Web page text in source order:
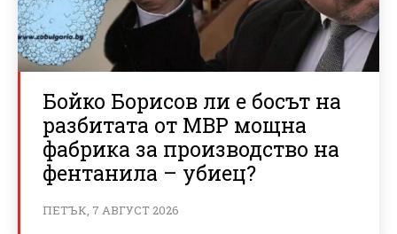
Бойко Борисов ли е босът на
разбитата от МВР мощна
фабрика за производство на
фентанила – убиец?
ПЕТЪК, 7 АВГУСТ 2026